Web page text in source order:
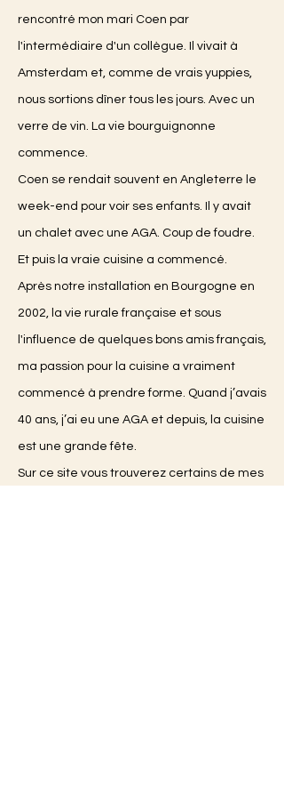
rencontré mon mari Coen par
l'intermédiaire d'un collègue. Il vivait à
Amsterdam et, comme de vrais yuppies,
nous sortions dîner tous les jours. Avec un
verre de vin. La vie bourguignonne
commence.
Coen se rendait souvent en Angleterre le
week-end pour voir ses enfants. Il y avait
un chalet avec une AGA. Coup de foudre.
Et puis la vraie cuisine a commencé.
Après notre installation en Bourgogne en
2002, la vie rurale française et sous
l'influence de quelques bons amis français,
ma passion pour la cuisine a vraiment
commencé à prendre forme. Quand j’avais
40 ans, j’ai eu une AGA et depuis, la cuisine
est une grande fête.
Sur ce site vous trouverez certains de mes